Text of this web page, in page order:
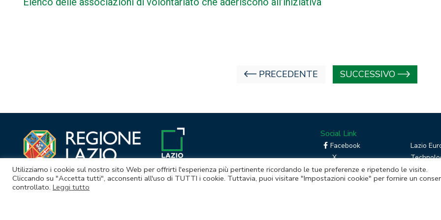
PRECEDENTE SUCCESSIVO
Social Link
Facebook
X
Linkedin
RSS
Lazio
Boost
Utilizziamo i cookie sul nostro sito Web per offrirti l'esperienza più pertinente ricordando le tue preferenze e ripetendo le visite.
Cliccando su "Accetta tutti", acconsenti all'uso di TUTTI i cookie. Tuttavia, puoi visitare "Impostazioni cookie" per fornire un
controllato. Leggi tutto